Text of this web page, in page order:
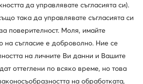
Пантофи · Кафяв
121,18€
да управлявате съгласията си).
така да управлявате съгласията си
поверителност. Моля, имайте
на съгласие е доброволно. Ние се
на личните Ви данни и Вашите
оттеглени по всяко време, но това
на обработката,